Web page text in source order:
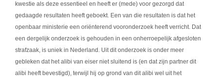
kwestie als deze essentieel en heeft er (mede) voor gezorgd dat
gedaagde resultaten heeft geboekt. Een van die resultaten is dat het
openbaar ministerie een oriënterend vooronderzoek heeft verricht. Dat
een dergelijk onderzoek is gehouden in een onherroepelijk afgesloten
strafzaak, is uniek in Nederland. Uit dit onderzoek is onder meer
gebleken dat het alibi van eiser niet sluitend is (en dat zijn partner dit
alibi heeft bevestigd), terwijl hij op grond van dit alibi wel uit het